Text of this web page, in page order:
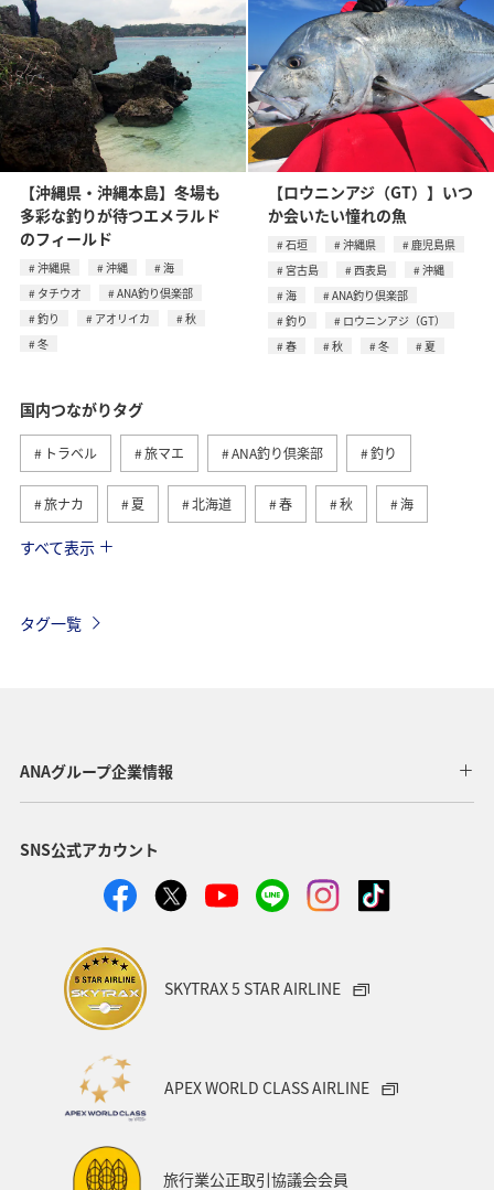
【沖縄県・沖縄本島】冬場も
多彩な釣りが待つエメラルド
のフィールド
沖縄県 沖縄
海
タチウオ
ANA釣り倶楽部
釣り
アオリイカ
秋
冬
【ロウニンアジ（GT）】いつ
か会いたい憧れの魚
石垣 沖縄県
鹿児島県
宮古島
西表島
沖縄
海
ANA釣り倶楽部
釣り
ロウニンアジ（GT）
春
秋 冬 夏
国内つながりタグ
トラベル 旅マエ ANA釣り倶楽部 釣り
旅ナカ 夏 北海道 春 秋 海
川 グルメ
ヤマメ 福岡県 ワカサギ トラウト
静岡県 鹿児島県
アオリイカ 宮崎県 マダイ 大分県
イワナ 秋田県
群馬県 マイルを貯める
和歌山県
千葉県 アマゴ
岐阜県 ワーケーション
すべて表示
タグ一覧
ANAグループ企業情報
SNS公式アカウント
SKYTRAX 5 STAR AIRLINE
APEX WORLD CLASS AIRLINE
旅行業公正取引協議会会員